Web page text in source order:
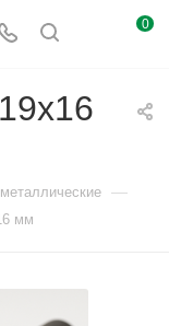
0
—
мм